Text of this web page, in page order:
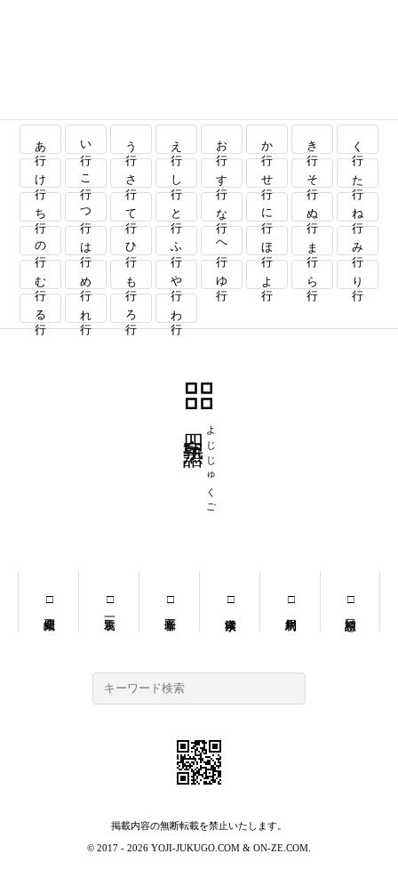
あ行 い行 う行 え行 お行 か行 き行 く行
け行 こ行 さ行 し行 す行 せ行 そ行 た行
ち行 つ行 て行 と行 な行 に行 ぬ行 ね行
の行 は行 ひ行 ふ行 へ行 ほ行 ま行 み行
む行 め行 も行 や行 ゆ行 よ行 ら行 り行
る行 れ行 ろ行 わ行
よじじゅくご
掲載内容の無断転載を禁止いたします。
© 2017 - 2026 YOJI-JUKUGO.COM & ON-ZE.COM